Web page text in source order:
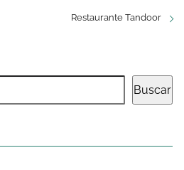
Restaurante Tandoor
Buscar